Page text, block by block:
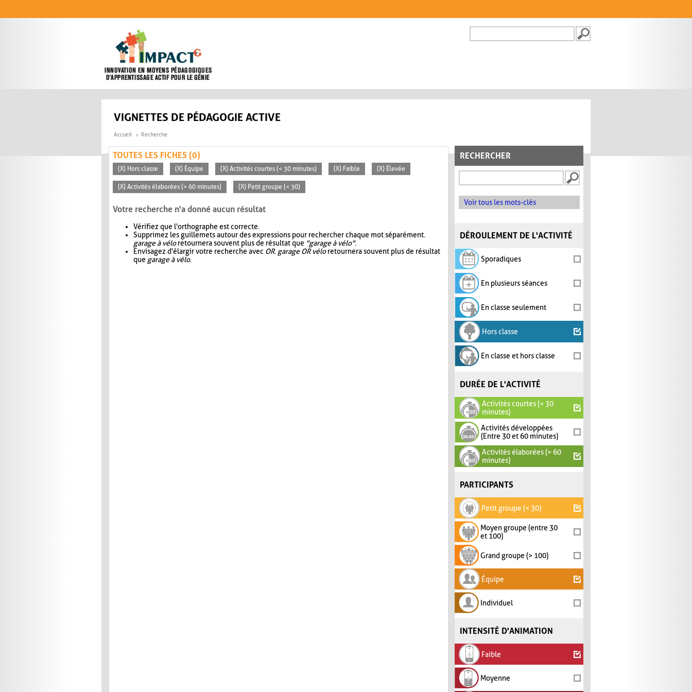
FORMULAIRE DE
VIGNETTES DE PÉDAGOGIE ACTIVE
Accueil Recherche
RECHERCHER
Voir tous les mots-clés
DÉROULEMENT DE L'ACTIVITÉ
Sporadiques
En plusieurs séances
En classe seulement
Hors classe
En classe et hors classe
DURÉE DE L'ACTIVITÉ
Activités courtes (< 30
minutes)
Activités développées
(Entre 30 et 60 minutes)
Activités élaborées (> 60
minutes)
PARTICIPANTS
Petit groupe (< 30)
Moyen groupe (entre 30
et 100)
Grand groupe (> 100)
Équipe
Individuel
INTENSITÉ D'ANIMATION
Faible
Moyenne
TOUTES LES FICHES (0)
(X) Hors classe (X) Équipe (X) Activités courtes (< 30 minutes) (X) Faible (X) Élevée
(X) Activités élaborées (> 60 minutes) (X) Petit groupe (< 30)
Votre recherche n'a donné aucun résultat
Vérifiez que l'orthographe est correcte.
Supprimez les guillemets autour des expressions pour rechercher chaque mot séparément.
garage à véloretournera souvent plus de résultat que "garage à vélo".
Envisagez d'élargir votre recherche avec OR. garage OR véloretournera souvent plus de résultat
que garage à vélo.